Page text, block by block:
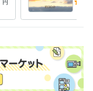
円
れた